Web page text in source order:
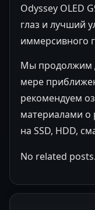
Odyssey OLED
глаз и лучший
иммерсивного
Мы продолжим
мере
рекомендуем
материалами о
на SSD, HDD,
No related posts.